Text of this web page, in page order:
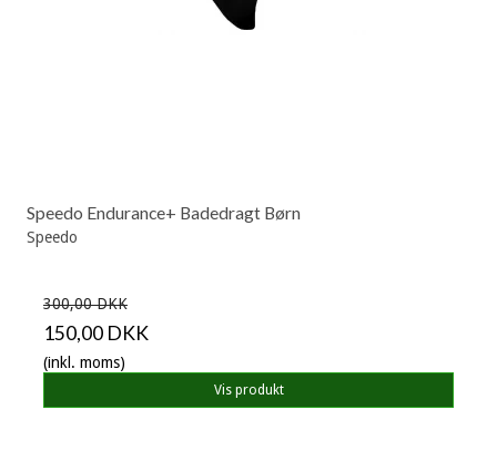
Speedo Endurance+ Badedragt Børn
Speedo
300,00 DKK
150,00 DKK
(inkl. moms)
Vis produkt